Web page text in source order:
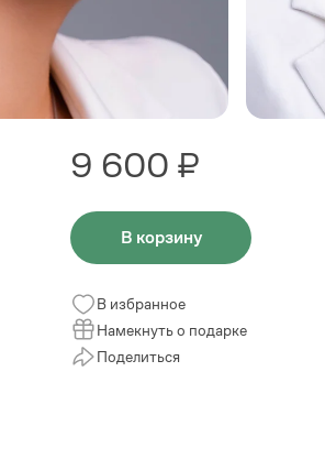
9 600 ₽
В корзину
В избранное
Намекнуть о подарке
Поделиться